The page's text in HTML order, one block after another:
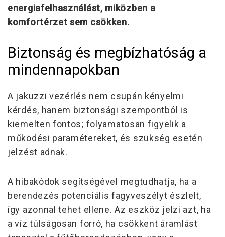
energiafelhasználást, miközben a
komfortérzet sem csökken.
Biztonság és megbízhatóság a
mindennapokban
A jakuzzi vezérlés nem csupán kényelmi
kérdés, hanem biztonsági szempontból is
kiemelten fontos; folyamatosan figyelik a
működési paramétereket, és szükség esetén
jelzést adnak.
A hibakódok segítségével megtudhatja, ha a
berendezés potenciális fagyveszélyt észlelt,
így azonnal tehet ellene. Az eszköz jelzi azt, ha
a víz túlságosan forró, ha csökkent áramlást